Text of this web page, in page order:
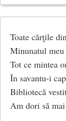
Toate cărţile
Minunatul meu
Tot ce mintea
În savantu-i
Bibliotecă
Am dori să